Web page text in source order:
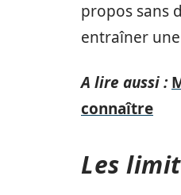
propos sans
entraîner
A lire aussi :
connaître
Les